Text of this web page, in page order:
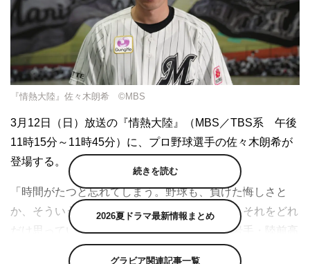
『情熱大陸』佐々木朗希 ©MBS
3月12日（日）放送の『情熱大陸』（MBS／TBS系 午後
11時15分～11時45分）に、プロ野球選手の佐々木朗希が
登場する。
「時間がたつと忘れてしまう。野球も、負けた悔しさと
か、そういう気持ちって忘れてしまう。でも、それをどれ
だけ思っていられるかが大事」。誰もいない岩手・陸前高
田の海で、佐々木朗希は静かに語り始めた。
続きを読む
2026夏ドラマ最新情報まとめ
グラビア関連記事一覧